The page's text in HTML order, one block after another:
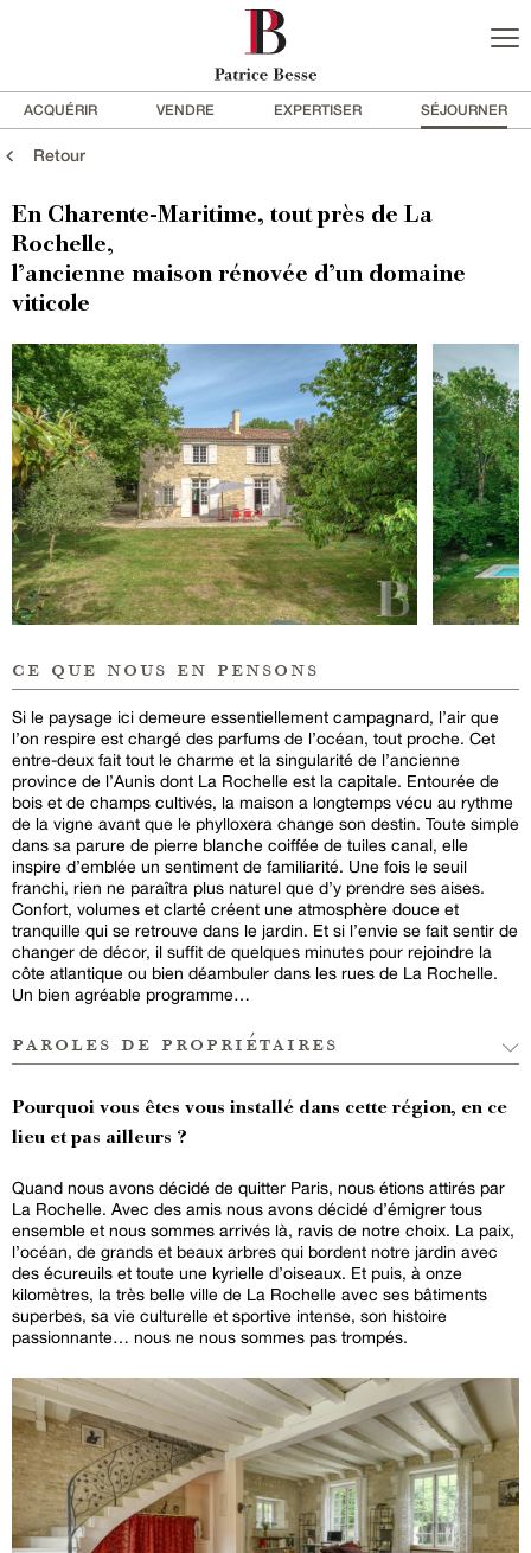
ACQUÉRIR VENDRE EXPERTISER SÉJOURNER
Retour
En Charente-Maritime, tout près de La
Rochelle,
l’ancienne maison rénovée d’un domaine
viticole
ce que nous en pensons
Si le paysage ici demeure essentiellement campagnard, l’air que
l’on respire est chargé des parfums de l’océan, tout proche. Cet
entre-deux fait tout le charme et la singularité de l’ancienne
province de l’Aunis dont La Rochelle est la capitale. Entourée de
bois et de champs cultivés, la maison a longtemps vécu au rythme
de la vigne avant que le phylloxera change son destin. Toute simple
dans sa parure de pierre blanche coiffée de tuiles canal, elle
inspire d’emblée un sentiment de familiarité. Une fois le seuil
franchi, rien ne paraîtra plus naturel que d’y prendre ses aises.
Confort, volumes et clarté créent une atmosphère douce et
tranquille qui se retrouve dans le jardin. Et si l’envie se fait sentir de
changer de décor, il suffit de quelques minutes pour rejoindre la
côte atlantique ou bien déambuler dans les rues de La Rochelle.
Un bien agréable programme…
paroles de propriétaires
Pourquoi vous êtes vous installé dans cette région, en ce
lieu et pas ailleurs ?
Quand nous avons décidé de quitter Paris, nous étions attirés par
La Rochelle. Avec des amis nous avons décidé d’émigrer tous
ensemble et nous sommes arrivés là, ravis de notre choix. La paix,
l’océan, de grands et beaux arbres qui bordent notre jardin avec
des écureuils et toute une kyrielle d’oiseaux. Et puis, à onze
kilomètres, la très belle ville de La Rochelle avec ses bâtiments
superbes, sa vie culturelle et sportive intense, son histoire
passionnante… nous ne nous sommes pas trompés.